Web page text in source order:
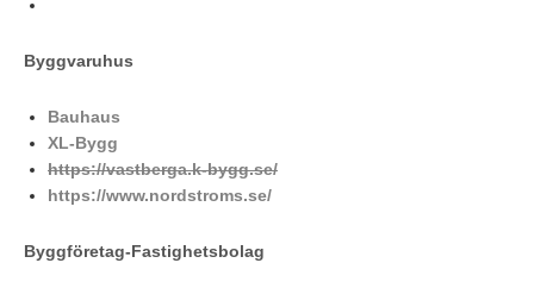
Byggvaruhus
Bauhaus
XL-Bygg
https://vastberga.k-bygg.se/
https://www.nordstroms.se/
Byggföretag-Fastighetsbolag